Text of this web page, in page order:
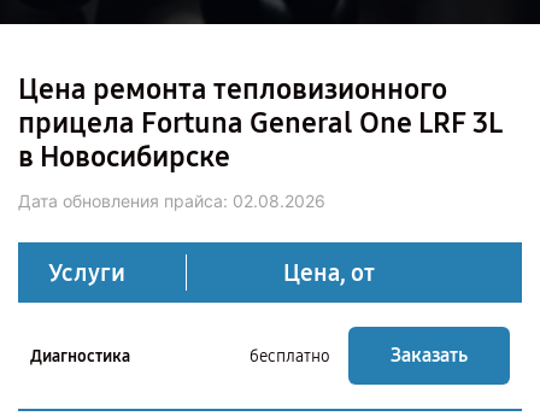
Цена ремонта тепловизионного
прицела Fortuna General One LRF 3L
в Новосибирске
Дата обновления прайса: 02.08.2026
Услуги Цена, от
Диагностика бесплатно Заказать